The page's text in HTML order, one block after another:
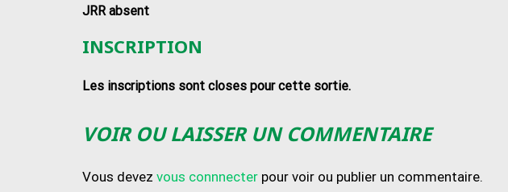
JRR absent
INSCRIPTION
Les inscriptions sont closes pour cette sortie.
VOIR OU LAISSER UN COMMENTAIRE
Vous devez vous connnecter pour voir ou publier un commentaire.